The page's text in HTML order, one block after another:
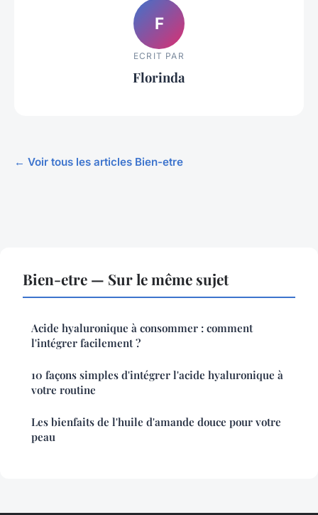
F
ECRIT PAR
Florinda
← Voir tous les articles Bien-etre
Bien-etre — Sur le même sujet
Acide hyaluronique à consommer : comment
l'intégrer facilement ?
10 façons simples d'intégrer l'acide hyaluronique à
votre routine
Les bienfaits de l'huile d'amande douce pour votre
peau